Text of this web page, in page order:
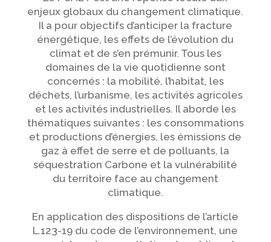
enjeux globaux du changement climatique.
Il a pour objectifs d’anticiper la fracture
énergétique, les effets de l’évolution du
climat et de s’en prémunir. Tous les
domaines de la vie quotidienne sont
concernés : la mobilité, l’habitat, les
déchets, l’urbanisme, les activités agricoles
et les activités industrielles. Il aborde les
thématiques suivantes : les consommations
et productions d’énergies, les émissions de
gaz à effet de serre et de polluants, la
séquestration Carbone et la vulnérabilité
du territoire face au changement
climatique.
En application des dispositions de l’article
L.123-19 du code de l’environnement, une